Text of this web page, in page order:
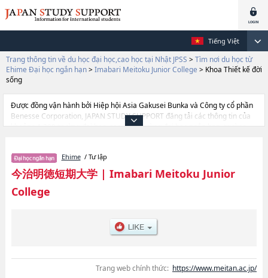
Tiếng Việt
Trang thông tin về du học đại học,cao học tại Nhật JPSS > Tìm nơi du học từ
Ehime Đại học ngắn hạn> Imabari Meitoku Junior College > Khoa Thiết kế đời
sống
Được đồng vận hành bởi Hiệp hội Asia Gakusei Bunka và Công ty cổ phần
Benesse Corporation, JAPAN STUDY SUPPORT đăng tải các thông tin của
khoảng 1.300 trường đại học, cao học, trường đại học ngắn hạn, trường
thông tin cần thiết dành cho du học sinh, như là về các Ngành Khoa Thiết
kế đời sốnghoặcNgành Infantile Education, thông tin về từng ngành học,
thông tin liên quan đến thi tuyển như số lượng tuyển sinh, số lượng trúng
tuyển, cở sở trang thiết bị, hướng dẫn địa điểm v.v...
Ehime/ Tư lập
今治明徳短期大学| Imabari Meitoku Junior
College
Trang web chính thức: https://www.meitan.ac.jp/